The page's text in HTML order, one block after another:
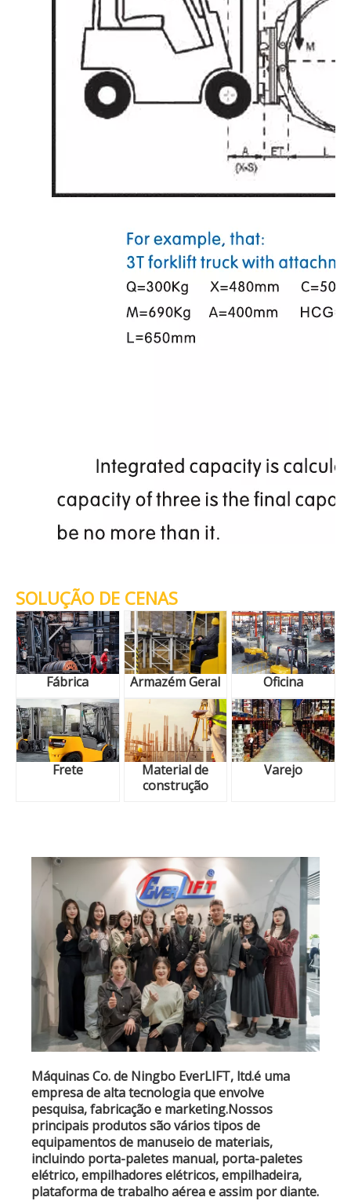
SOLUÇÃO DE CENAS
Fábrica Armazém Geral Oficina
Frete
Material de
construção
Varejo
Máquinas Co. de Ningbo EverLIFT, ltd.é uma
empresa de alta tecnologia que envolve
pesquisa, fabricação e marketing.Nossos
principais produtos são vários tipos de
equipamentos de manuseio de materiais,
incluindo porta-paletes manual, porta-paletes
elétrico, empilhadores elétricos, empilhadeira,
plataforma de trabalho aérea e assim por diante.